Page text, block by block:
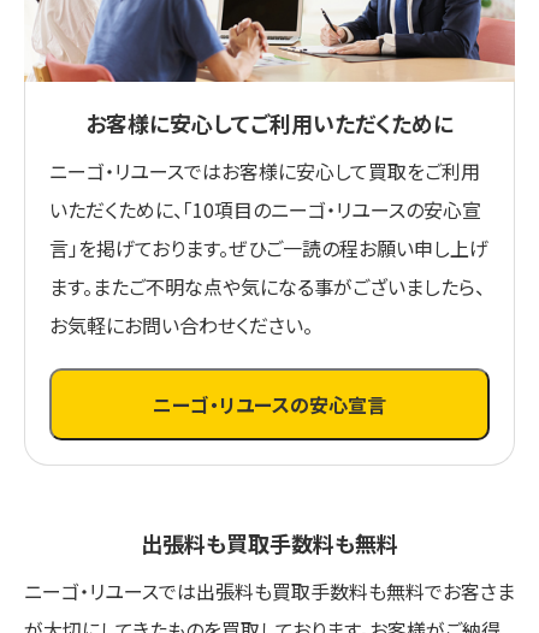
お客様に安心してご利用いただくために
ニーゴ・リユースではお客様に安心して買取をご利用
いただくために、「10項目のニーゴ・リユースの安心宣
言」を掲げております。ぜひご一読の程お願い申し上げ
ます。またご不明な点や気になる事がございましたら、
お気軽にお問い合わせください。
ニーゴ・リユースの安心宣言
出張料も買取手数料も無料
ニーゴ・リユースでは出張料も買取手数料も無料でお客さま